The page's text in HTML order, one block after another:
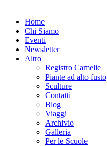
Home
Chi Siamo
Eventi
Newsletter
Altro
Registro Camelie
Piante ad alto fusto
Sculture
Contatti
Blog
Viaggi
Archivio
Galleria
Per le Scuole